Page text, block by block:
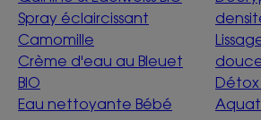
Spray éclaircissant
Camomille
Crème d'eau au Bleuet
BIO
Eau nettoyante Bébé